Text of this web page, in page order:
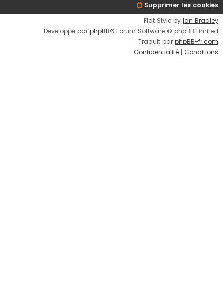
r
Supprimer les cookies
Flat Style by Ian Bradley
Développé par phpBB® Forum Software © phpBB Limited
Traduit par phpBB-fr.com
Confidentialité | Conditions